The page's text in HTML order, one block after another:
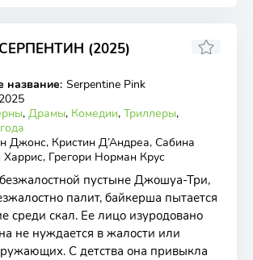
(2025)
DL
название: Serpentine Pink
2025
, Драмы, Комедии, Триллеры,
Джонс, Кристин Д’Андреа, Сабина
Грегори Норман Крус
пустыне Джошуа-Три,
палит, байкерша пытается
среди скал. Ее лицо изуродовано
не нуждается в жалости или
С детства она привыкла